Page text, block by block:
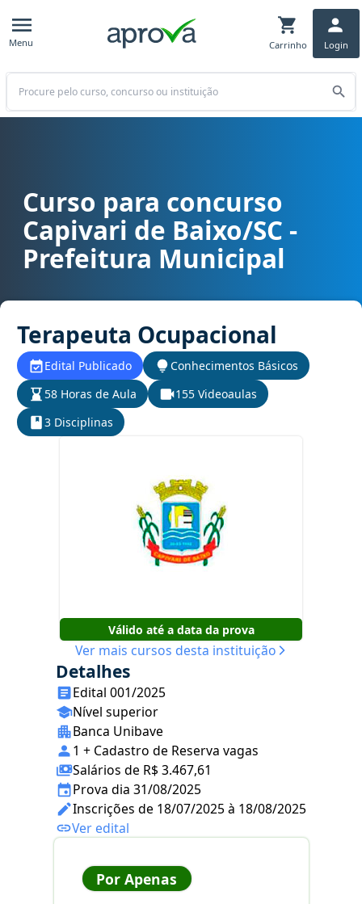
Menu Carrinho Login
Buscar
Curso para concurso Capivari de Baixo/SC - Prefeitura Municipal
Curso para concurso
Capivari de Baixo/SC -
Prefeitura Municipal
Terapeuta Ocupacional
Edital Publicado
Conhecimentos Básicos
58 Horas de Aula
155 Videoaulas
3 Disciplinas
Válido até a data da prova
Ver mais cursos desta instituição
Detalhes
Edital 001/2025
Nível superior
Banca Unibave
1 + Cadastro de Reserva vagas
Salários de R$ 3.467,61
Prova dia 31/08/2025
Inscrições de 18/07/2025 à 18/08/2025
Ver edital
Por Apenas